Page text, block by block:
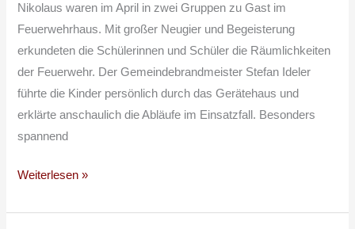
Nikolaus waren im April in zwei Gruppen zu Gast im
Feuerwehrhaus. Mit großer Neugier und Begeisterung
erkundeten die Schülerinnen und Schüler die Räumlichkeiten
der Feuerwehr. Der Gemeindebrandmeister Stefan Ideler
führte die Kinder persönlich durch das Gerätehaus und
erklärte anschaulich die Abläufe im Einsatzfall. Besonders
spannend
Weiterlesen »